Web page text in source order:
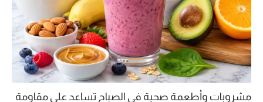
مشروبات وأطعمة صحية في الصباح تساعد على مقاومة